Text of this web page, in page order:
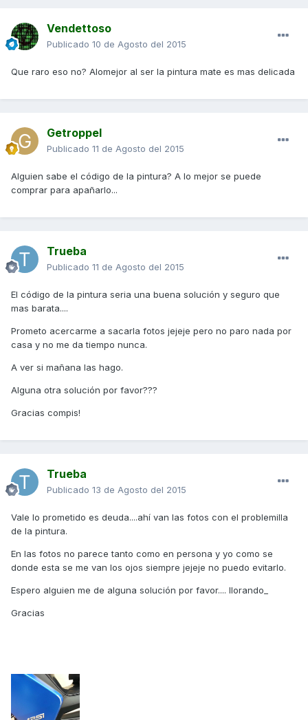
Vendettoso
Publicado 10 de Agosto del 2015
Que raro eso no? Alomejor al ser la pintura mate es mas delicada
Getroppel
Publicado 11 de Agosto del 2015
Alguien sabe el código de la pintura? A lo mejor se puede
comprar para apañarlo...
Trueba
Publicado 11 de Agosto del 2015
El código de la pintura seria una buena solución y seguro que
mas barata....
Prometo acercarme a sacarla fotos jejeje pero no paro nada por
casa y no me da tiempo nunca.
A ver si mañana las hago.
Alguna otra solución por favor???
Gracias compis!
Trueba
Publicado 13 de Agosto del 2015
Vale lo prometido es deuda....ahí van las fotos con el problemilla
de la pintura.
En las fotos no parece tanto como en persona y yo como se
donde esta se me van los ojos siempre jejeje no puedo evitarlo.
Espero alguien me de alguna solución por favor.... llorando_
Gracias